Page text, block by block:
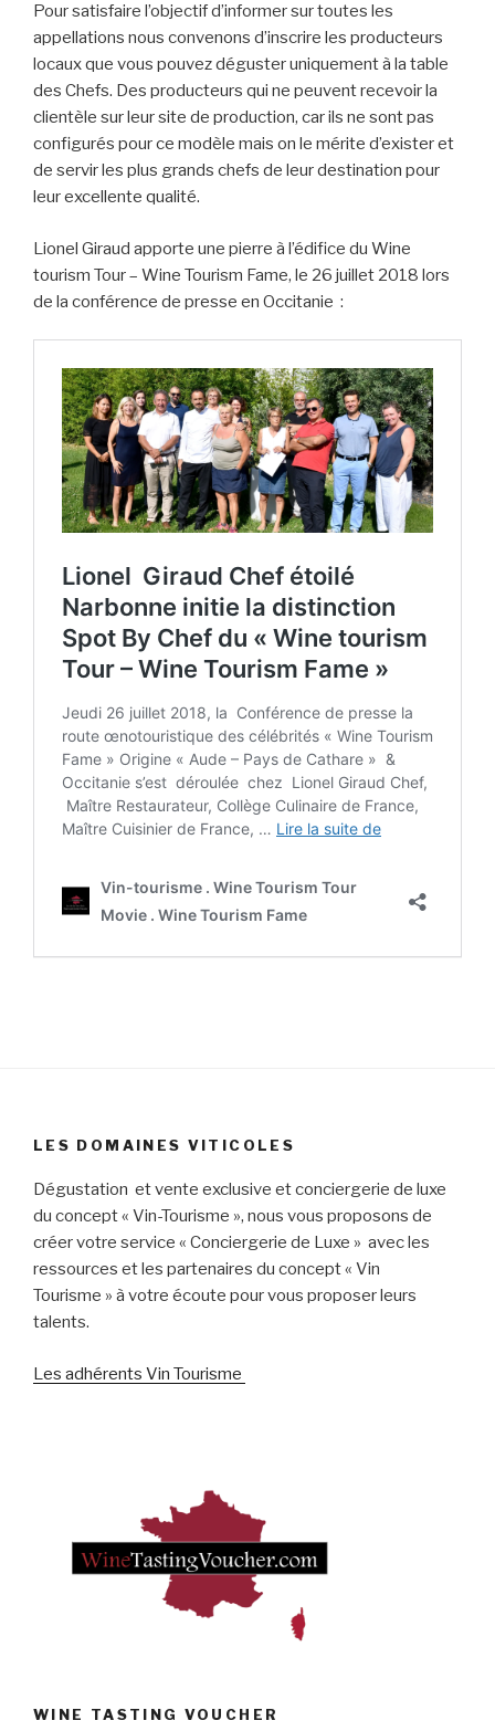
Pour satisfaire l’objectif d’informer sur toutes les
appellations nous convenons d’inscrire les producteurs
locaux que vous pouvez déguster uniquement à la table
des Chefs. Des producteurs qui ne peuvent recevoir la
clientèle sur leur site de production, car ils ne sont pas
configurés pour ce modèle mais on le mérite d’exister et
de servir les plus grands chefs de leur destination pour
leur excellente qualité.
Lionel Giraud apporte une pierre à l’édifice du Wine
tourism Tour – Wine Tourism Fame, le 26 juillet 2018 lors
de la conférence de presse en Occitanie :
LES DOMAINES VITICOLES
Dégustation et vente exclusive et conciergerie de luxe
du concept « Vin-Tourisme », nous vous proposons de
créer votre service « Conciergerie de Luxe » avec les
ressources et les partenaires du concept « Vin
Tourisme » à votre écoute pour vous proposer leurs
talents.
Les adhérents Vin Tourisme
WINE TASTING VOUCHER